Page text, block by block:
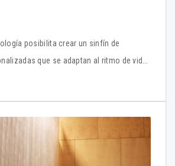
posibilita crear un sinfín de
que se adaptan al ritmo de vida